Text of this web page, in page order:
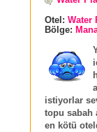
Otel: Water
Bölge:
istiyorlar
topu sabah
en kötü